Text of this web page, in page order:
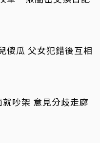
傻瓜 父女犯錯後互相
吵架 意見分歧走廊